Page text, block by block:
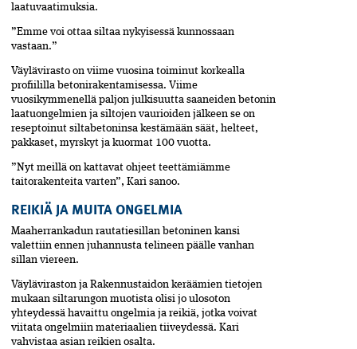
laatuvaatimuksia.
”Emme voi ottaa siltaa nykyisessä kunnossaan
vastaan.”
Väylävirasto on viime vuosina toiminut korkealla
profiililla betonirakentamisessa. Viime
vuosikymmenellä paljon julkisuutta saaneiden betonin
laatuongelmien ja siltojen vaurioiden jälkeen se on
reseptoinut siltabetoninsa kestämään säät, helteet,
pakkaset, myrskyt ja kuormat 100 vuotta.
”Nyt meillä on kattavat ohjeet teettämiämme
taitorakenteita varten”, Kari sanoo.
REIKIÄ JA MUITA ONGELMIA
Maaherrankadun rautatiesillan betoninen kansi
valettiin ennen juhannusta telineen päälle vanhan
sillan viereen.
Väyläviraston ja Rakennustaidon keräämien tietojen
mukaan siltarungon muotista olisi jo ulosoton
yhteydessä havaittu ongelmia ja reikiä, jotka voivat
viitata ongelmiin materiaalien tiiveydessä. Kari
vahvistaa asian reikien osalta.